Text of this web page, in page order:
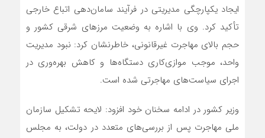
ایجاد یکپارچگی مدیریتی در فرآیند سامان‌دهی اتباع خارجی
تأکید کرد. وی با اشاره به وضعیت مرزهای شرقی کشور و
حجم بالای مهاجرت غیرقانونی، خاطرنشان کرد: نبود مدیریت
واحد، موجب موازی‌کاری دستگاه‌ها و کاهش بهره‌وری در
اجرای سیاست‌های مهاجرتی شده است.
وزیر کشور در ادامه سخنان خود افزود: لایحه تشکیل سازمان
ملی مهاجرت پس از بررسی‌های متعدد در دولت، به مجلس